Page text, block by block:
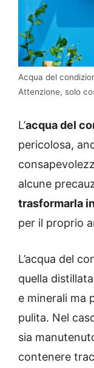
Acqua del
Attenzione, solo
L’acqua del
pericolosa,
alcune
trasformarla
per il proprio
L’acqua del
quella
e minerali ma
pulita. Nel
sia
contenere